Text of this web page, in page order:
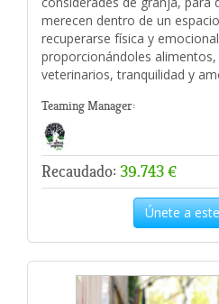
merecen dentro de un
recuperarse física y
proporcionándoles
veterinarios, tranquilidad y
Teaming Manager:
Recaudado: 39.743 €
Únete a